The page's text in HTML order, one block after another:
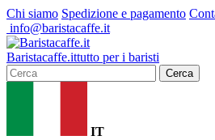
Chi siamo Spedizione e pagamento
info@baristacaffe.it
Baristacaffe.ittutto per i baristi
Cerca
IT